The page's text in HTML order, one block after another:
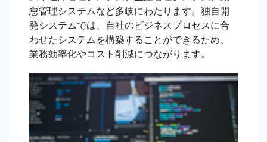
怠管理システムなど多岐にわたります。独自開
発システムでは、自社のビジネスプロセスに合
わせたシステムを構築することができるため、
業務効率化やコスト削減につながります。